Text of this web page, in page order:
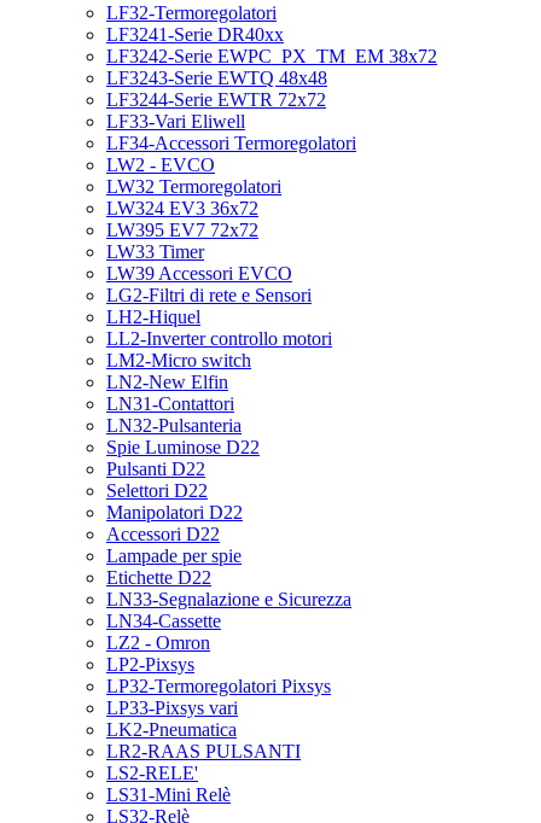
LF32-Termoregolatori
LF3241-Serie DR40xx
LF3242-Serie EWPC_PX_TM_EM 38x72
LF3243-Serie EWTQ 48x48
LF3244-Serie EWTR 72x72
LF33-Vari Eliwell
LF34-Accessori Termoregolatori
LW2 - EVCO
LW32 Termoregolatori
LW324 EV3 36x72
LW395 EV7 72x72
LW33 Timer
LW39 Accessori EVCO
LG2-Filtri di rete e Sensori
LH2-Hiquel
LL2-Inverter controllo motori
LM2-Micro switch
LN2-New Elfin
LN31-Contattori
LN32-Pulsanteria
Spie Luminose D22
Pulsanti D22
Selettori D22
Manipolatori D22
Accessori D22
Lampade per spie
Etichette D22
LN33-Segnalazione e Sicurezza
LN34-Cassette
LZ2 - Omron
LP2-Pixsys
LP32-Termoregolatori Pixsys
LP33-Pixsys vari
LK2-Pneumatica
LR2-RAAS PULSANTI
LS2-RELE'
LS31-Mini Relè
LS32-Relè